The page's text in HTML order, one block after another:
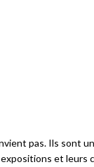
pas. Ils sont
et leurs